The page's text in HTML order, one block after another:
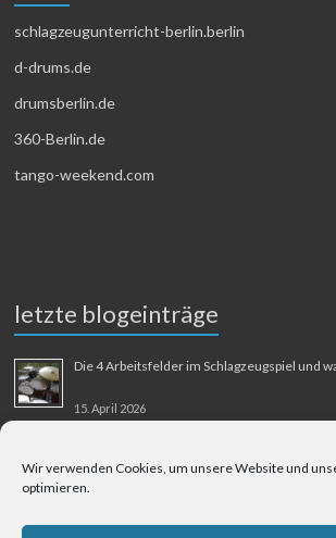
Wir verwenden Cookies, um unsere Website und
optimieren.
schlagzeugunterricht-berlin.berlin
d-drums.de
drumsberlin.de
360-Berlin.de
tango-weekend.com
letzte blogeinträge
Die 4 Arbeitsfelder im Schlagzeugspiel und
15. April 2026
31. August 2025